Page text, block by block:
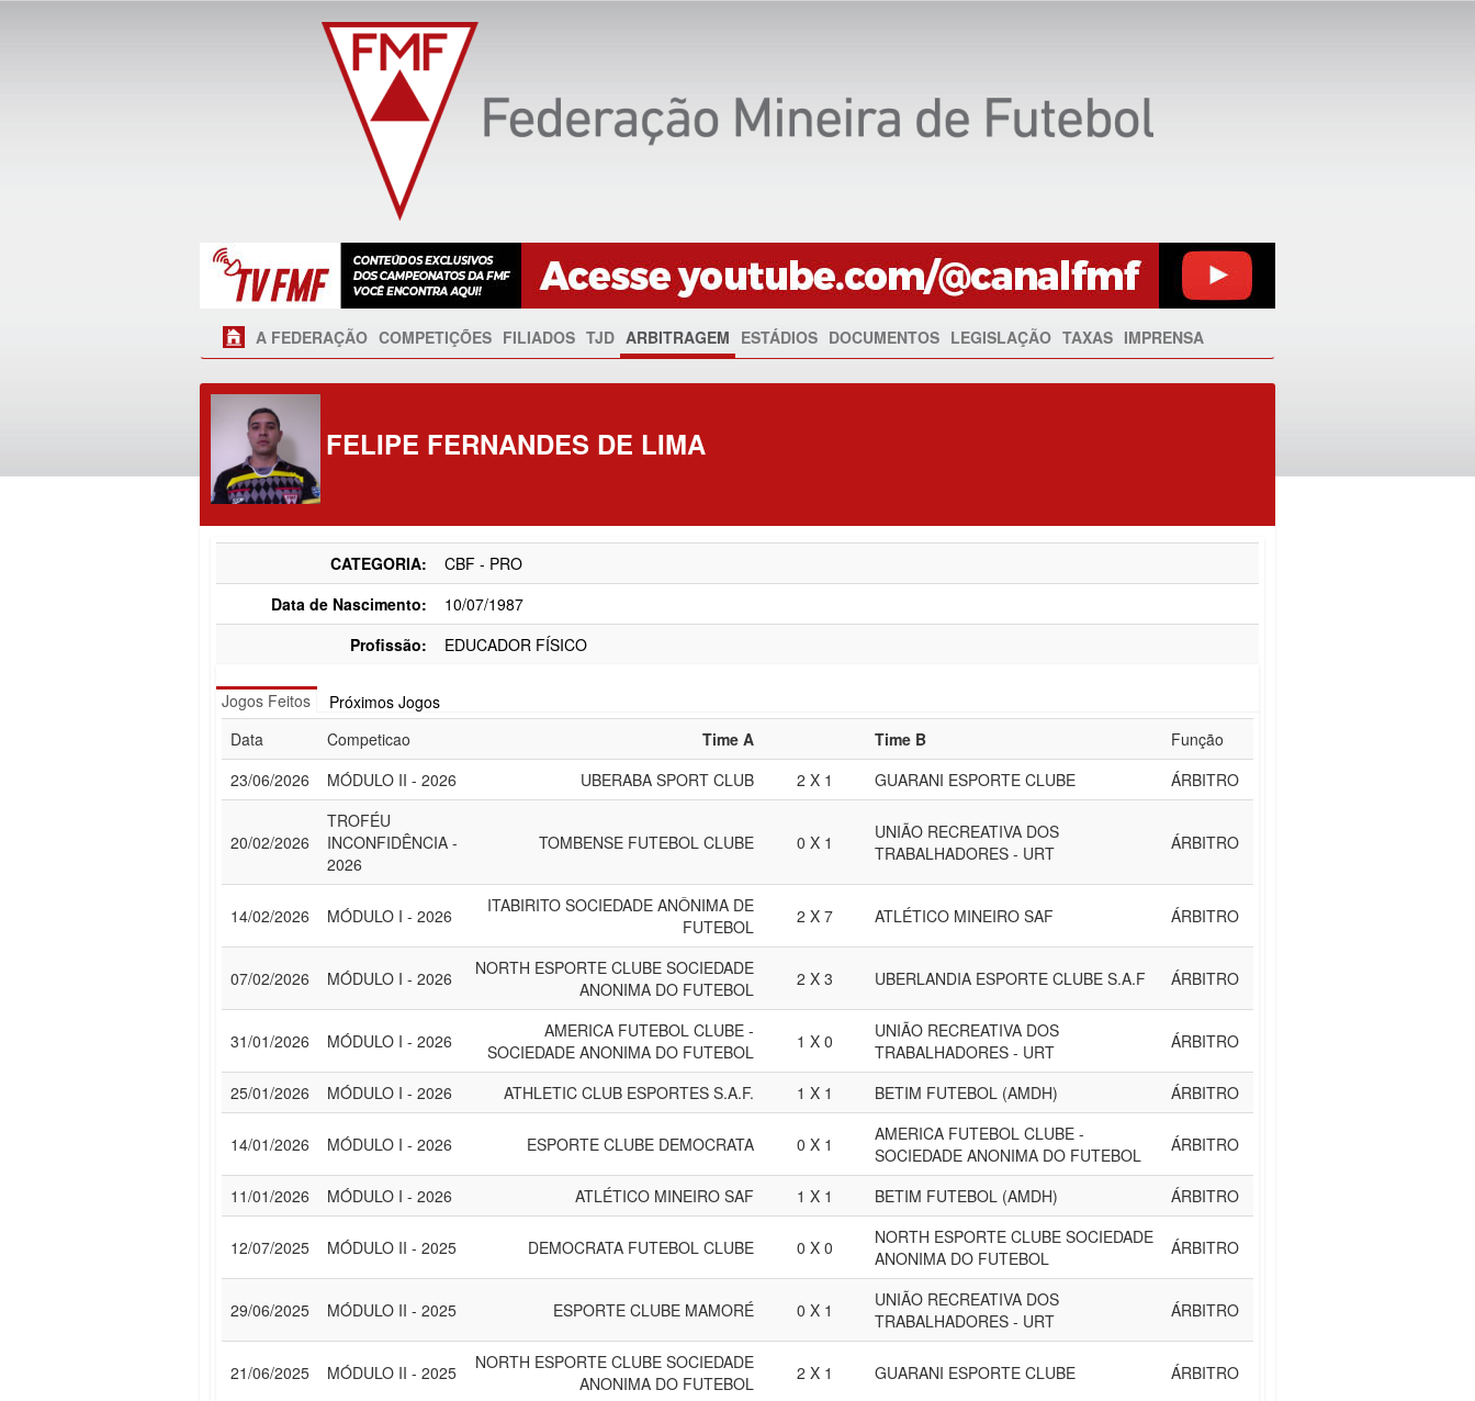
A FEDERAÇÃO COMPETIÇÕES FILIADOS TJD ARBITRAGEM ESTÁDIOS DOCUMENTOS LEGISLAÇÃO TAXAS IMPRENSA
FELIPE FERNANDES DE LIMA
CATEGORIA:
CBF - PRO
Data de Nascimento:
10/07/1987
Profissão:
EDUCADOR FÍSICO
Jogos Feitos
Próximos Jogos
Data
Competicao Time A Time B
Função
23/06/2026
MÓDULO II - 2026 UBERABA SPORT CLUB 2 X 1 GUARANI ESPORTE CLUBE ÁRBITRO
20/02/2026
TROFÉU
INCONFIDÊNCIA -
2026
TOMBENSE FUTEBOL CLUBE 0 X 1
UNIÃO RECREATIVA DOS
TRABALHADORES - URT
ÁRBITRO
14/02/2026 MÓDULO I - 2026
ITABIRITO SOCIEDADE ANÔNIMA DE
FUTEBOL
2 X 7 ATLÉTICO MINEIRO SAF ÁRBITRO
07/02/2026 MÓDULO I - 2026
NORTH ESPORTE CLUBE SOCIEDADE
ANONIMA DO FUTEBOL
2 X 3 UBERLANDIA ESPORTE CLUBE S.A.F ÁRBITRO
31/01/2026 MÓDULO I - 2026
AMERICA FUTEBOL CLUBE -
SOCIEDADE ANONIMA DO FUTEBOL
1 X 0
UNIÃO RECREATIVA DOS
TRABALHADORES - URT
ÁRBITRO
25/01/2026 MÓDULO I - 2026 ATHLETIC CLUB ESPORTES S.A.F. 1 X 1 BETIM FUTEBOL (AMDH) ÁRBITRO
14/01/2026 MÓDULO I - 2026 ESPORTE CLUBE DEMOCRATA 0 X 1
AMERICA FUTEBOL CLUBE -
SOCIEDADE ANONIMA DO FUTEBOL
ÁRBITRO
11/01/2026 MÓDULO I - 2026 ATLÉTICO MINEIRO SAF 1 X 1 BETIM FUTEBOL (AMDH) ÁRBITRO
12/07/2025 MÓDULO II - 2025 DEMOCRATA FUTEBOL CLUBE 0 X 0
NORTH ESPORTE CLUBE SOCIEDADE
ANONIMA DO FUTEBOL
ÁRBITRO
29/06/2025 MÓDULO II - 2025 ESPORTE CLUBE MAMORÉ 0 X 1
UNIÃO RECREATIVA DOS
TRABALHADORES - URT
ÁRBITRO
21/06/2025 MÓDULO II - 2025
NORTH ESPORTE CLUBE SOCIEDADE
ANONIMA DO FUTEBOL
2 X 1 GUARANI ESPORTE CLUBE ÁRBITRO